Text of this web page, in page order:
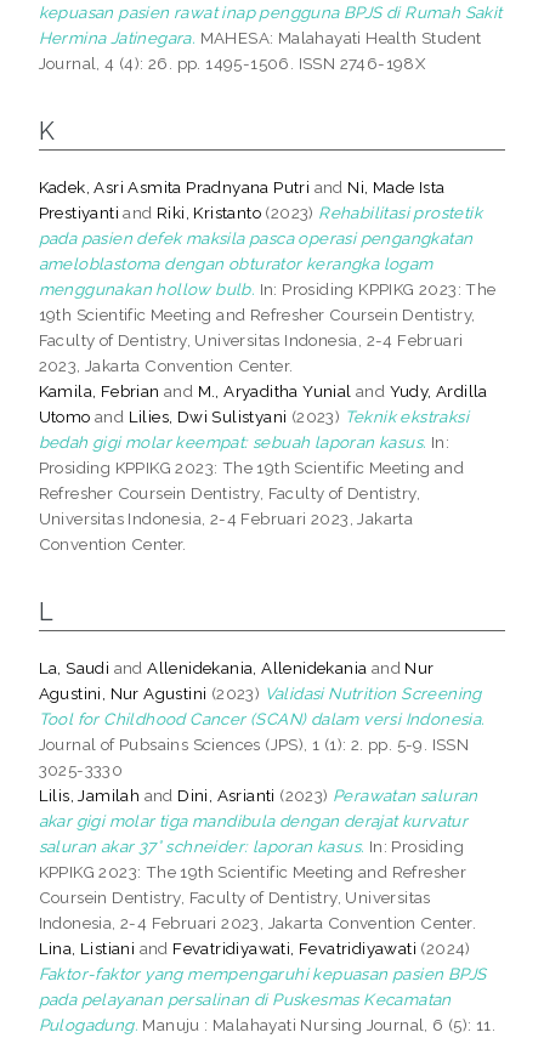
kepuasan pasien rawat inap pengguna BPJS di Rumah Sakit
Hermina Jatinegara. MAHESA: Malahayati Health Student
Journal, 4 (4): 26. pp. 1495-1506. ISSN 2746-198X
K
Kadek, Asri Asmita Pradnyana Putri and Ni, Made Ista
Prestiyanti and Riki, Kristanto (2023) Rehabilitasi prostetik
pada pasien defek maksila pasca operasi pengangkatan
ameloblastoma dengan obturator kerangka logam
menggunakan hollow bulb. In: Prosiding KPPIKG 2023: The
19th Scientific Meeting and Refresher Coursein Dentistry,
Faculty of Dentistry, Universitas Indonesia, 2-4 Februari
2023, Jakarta Convention Center.
Kamila, Febrian and M., Aryaditha Yunial and Yudy, Ardilla
Utomo and Lilies, Dwi Sulistyani (2023) Teknik ekstraksi
bedah gigi molar keempat: sebuah laporan kasus. In:
Prosiding KPPIKG 2023: The 19th Scientific Meeting and
Refresher Coursein Dentistry, Faculty of Dentistry,
Universitas Indonesia, 2-4 Februari 2023, Jakarta
Convention Center.
L
La, Saudi andAllenidekania, Allenidekania and Nur
Agustini, Nur Agustini (2023) Validasi Nutrition Screening
Tool for Childhood Cancer (SCAN) dalam versi Indonesia.
Journal of Pubsains Sciences (JPS), 1 (1): 2. pp. 5-9. ISSN
3025-3330
Lilis, Jamilah and Dini, Asrianti (2023) Perawatan saluran
akar gigi molar tiga mandibula dengan derajat kurvatur
saluran akar 37° schneider: laporan kasus. In: Prosiding
KPPIKG 2023: The 19th Scientific Meeting and Refresher
Coursein Dentistry, Faculty of Dentistry, Universitas
Indonesia, 2-4 Februari 2023, Jakarta Convention Center.
Lina, Listiani and Fevatridiyawati, Fevatridiyawati (2024)
Faktor-faktor yang mempengaruhi kepuasan pasien BPJS
pada pelayanan persalinan di Puskesmas Kecamatan
Pulogadung. Manuju : Malahayati Nursing Journal, 6 (5): 11.